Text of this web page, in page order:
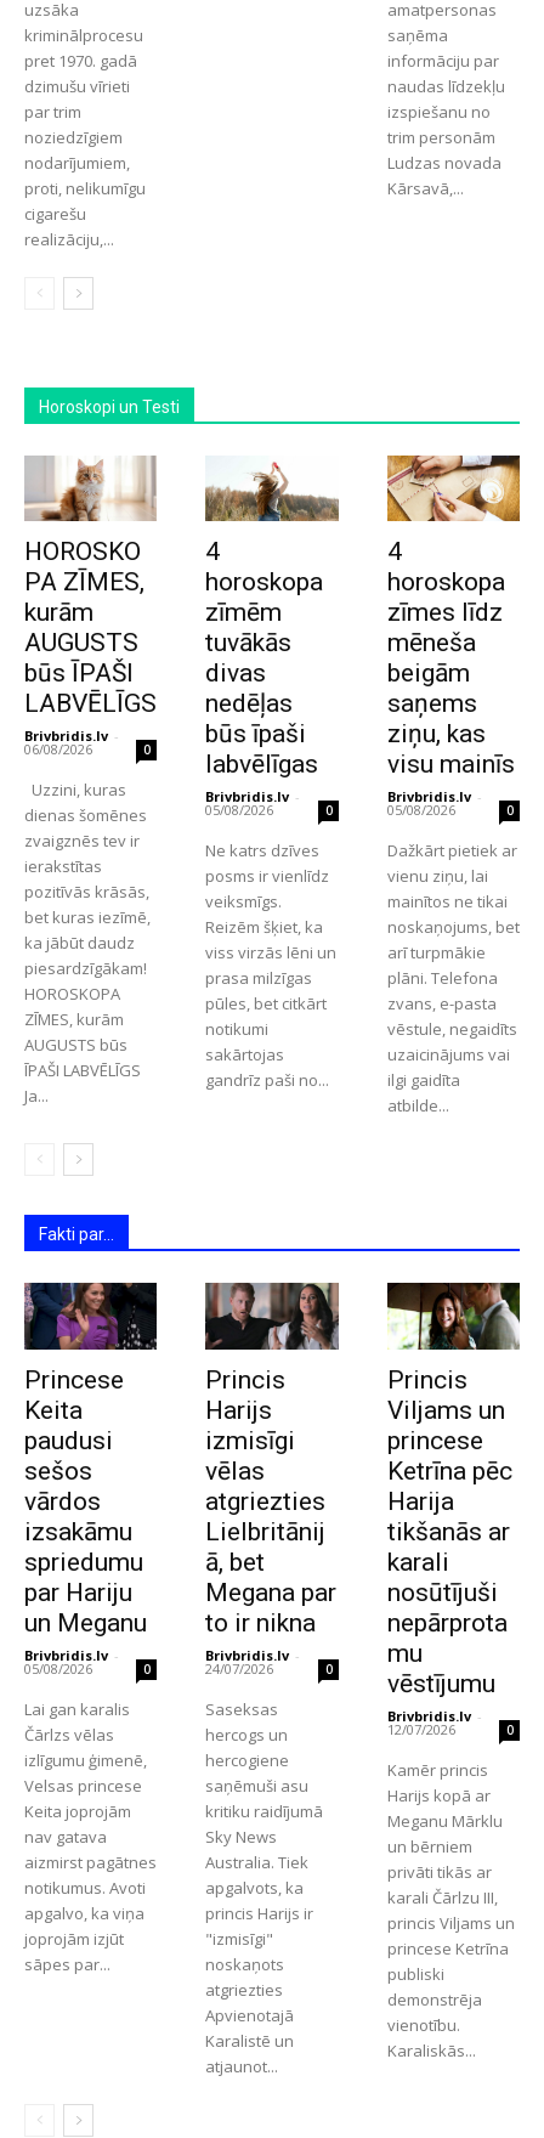
uzsāka
kriminālprocesu
pret 1970. gadā
dzimušu vīrieti
par trim
noziedzīgiem
nodarījumiem,
proti, nelikumīgu
cigarešu
realizāciju,...
amatpersonas
saņēma
informāciju par
naudas līdzekļu
izspiešanu no
trim personām
Ludzas novada
Kārsavā,...
Horoskopi un Testi
HOROSKO
PA ZĪMES,
kurām
AUGUSTS
būs ĪPAŠI
LABVĒLĪGS
Brivbridis.lv -
06/08/2026 0
dienas šomēnes
zvaigznēs tev ir
ierakstītas
pozitīvās krāsās,
bet kuras iezīmē,
ka jābūt daudz
piesardzīgākam!
HOROSKOPA
ZĪMES, kurām
AUGUSTS būs
ĪPAŠI LABVĒLĪGS
Ja...
4
horoskopa
zīmēm
tuvākās
divas
nedēļas
būs īpaši
labvēlīgas
Brivbridis.lv -
05/08/2026 0
Ne katrs dzīves
posms ir vienlīdz
veiksmīgs.
Reizēm šķiet, ka
viss virzās lēni un
prasa milzīgas
pūles, bet citkārt
notikumi
sakārtojas
gandrīz paši no...
4
horoskopa
zīmes līdz
mēneša
beigām
saņems
ziņu, kas
visu mainīs
Brivbridis.lv -
05/08/2026 0
Dažkārt pietiek ar
vienu ziņu, lai
mainītos ne tikai
noskaņojums, bet
arī turpmākie
plāni. Telefona
zvans, e-pasta
vēstule, negaidīts
uzaicinājums vai
ilgi gaidīta
atbilde...
Fakti par...
Princese
Keita
paudusi
sešos
vārdos
izsakāmu
spriedumu
par Hariju
un Meganu
Brivbridis.lv -
05/08/2026 0
Lai gan karalis
Čārlzs vēlas
izlīgumu ģimenē,
Velsas princese
Keita joprojām
nav gatava
aizmirst pagātnes
notikumus. Avoti
apgalvo, ka viņa
joprojām izjūt
sāpes par...
Princis
Harijs
izmisīgi
vēlas
atgriezties
Lielbritānij
ā, bet
Megana par
to ir nikna
Brivbridis.lv -
24/07/2026 0
Saseksas
hercogs un
hercogiene
saņēmuši asu
kritiku raidījumā
Sky News
Australia. Tiek
apgalvots, ka
princis Harijs ir
"izmisīgi"
noskaņots
atgriezties
Apvienotajā
Karalistē un
atjaunot...
Princis
Viljams un
princese
Ketrīna pēc
Harija
tikšanās ar
karali
nosūtījuši
nepārprota
mu
vēstījumu
Brivbridis.lv -
12/07/2026 0
Kamēr princis
Harijs kopā ar
Meganu Mārklu
un bērniem
privāti tikās ar
karali Čārlzu III,
princis Viljams un
princese Ketrīna
publiski
demonstrēja
vienotību.
Karaliskās...